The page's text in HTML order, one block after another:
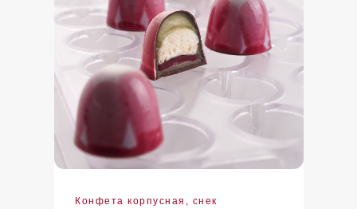
Конфета корпусная, снек